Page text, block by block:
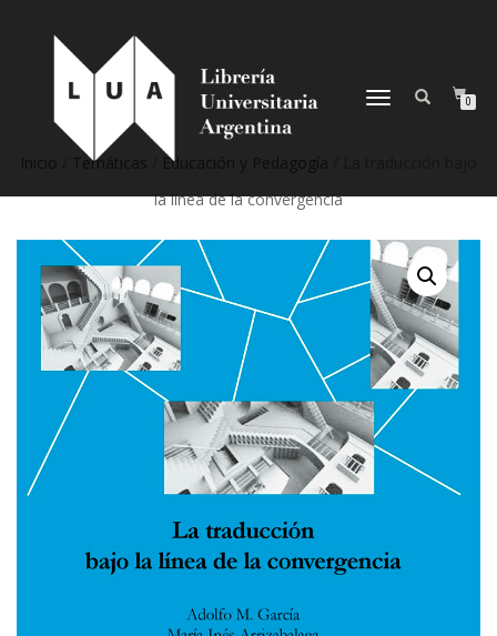
NAVEGACIÓN
0
Temáticas Educación y Pedagogía
la línea de la convergencia